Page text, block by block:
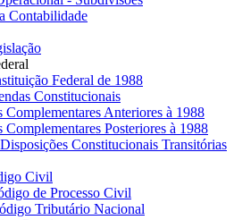
Contabilidade
Federal de 1988
Constitucionais
Anteriores à 1988
Posteriores à 1988
Constitucionais Transitórias
Civil
de Processo Civil
Tributário Nacional